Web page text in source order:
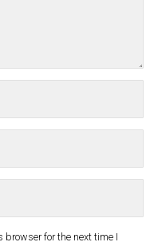
browser for the next time I